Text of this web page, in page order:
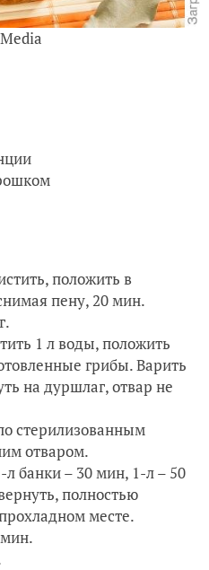
положить в
пену, 20 мин.
1 л воды, положить
грибы. Варить
на дуршлаг, отвар не
стерилизованным
отваром.
банки – 30 мин, 1-л – 50
полностью
месте.